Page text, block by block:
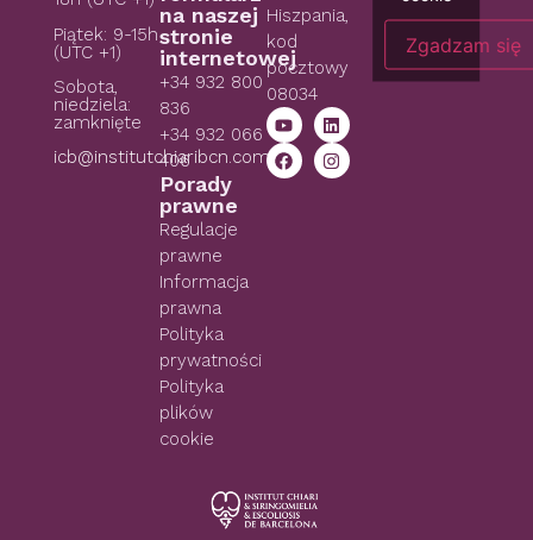
Piątek: 9-15h
(UTC +1)
Sobota,
niedziela:
zamknięte
icb@institutchiaribcn.com
na naszej
stronie
internetowej
+34 932 800
836
+34 932 066
406
Porady
prawne
Regulacje
prawne
Informacja
prawna
Polityka
prywatności
Polityka
plików
cookie
Hiszpania,
kod
pocztowy
08034
Zgadzam się